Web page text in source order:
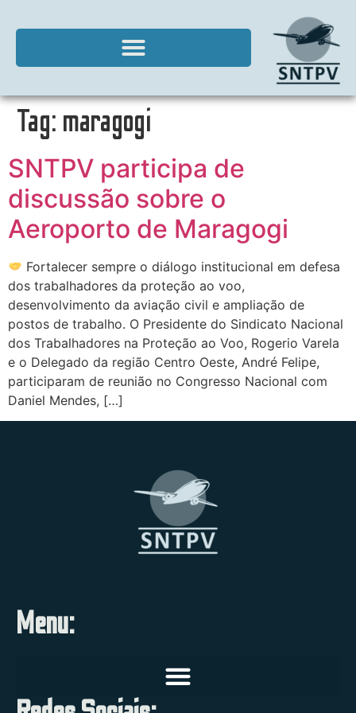
Tag: maragogi
SNTPV participa de
discussão sobre o
Aeroporto de Maragogi
Fortalecer sempre o diálogo institucional em defesa
dos trabalhadores da proteção ao voo,
desenvolvimento da aviação civil e ampliação de
postos de trabalho. O Presidente do Sindicato Nacional
dos Trabalhadores na Proteção ao Voo, Rogerio Varela
e o Delegado da região Centro Oeste, André Felipe,
participaram de reunião no Congresso Nacional com
Daniel Mendes, […]
Menu: